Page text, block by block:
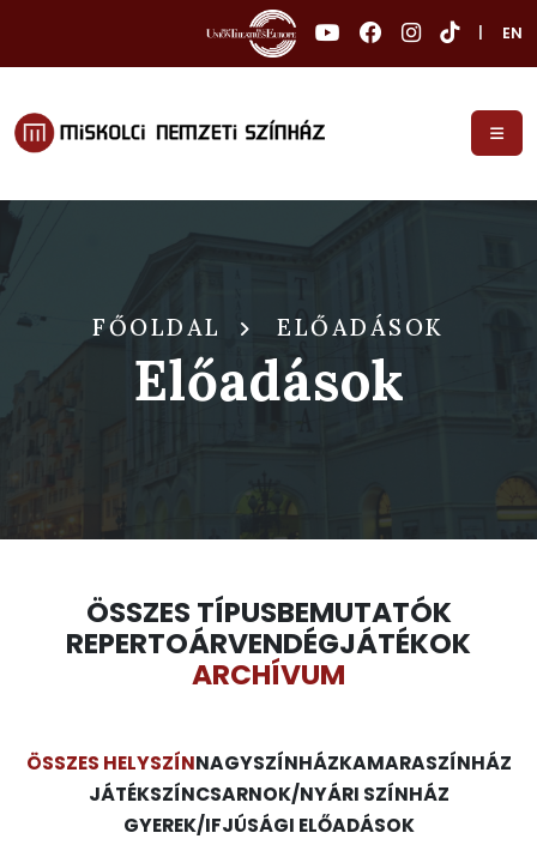
EN
FŐOLDAL ELŐADÁSOK
Előadások
ÖSSZES TÍPUSBEMUTATÓK
REPERTOÁRVENDÉGJÁTÉKOK
ARCHÍVUM
ÖSSZES HELYSZÍNNAGYSZÍNHÁZKAMARASZÍNHÁZ
JÁTÉKSZÍNCSARNOK/NYÁRI SZÍNHÁZ
GYEREK/IFJÚSÁGI ELŐADÁSOK